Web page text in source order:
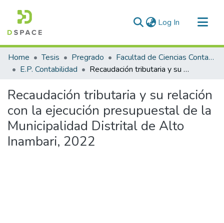
Log In (current)
Communities & Collections
All of DSpace
Home Tesis Pregrado
Facultad de Ciencias Contables y Financieras
E.P. Contabilidad
Recaudación tributaria y su relación con la ejecución presupuestal de la Municipalidad Distrital de Alto Inambari, 2022
Recaudación tributaria y su relación
con la ejecución presupuestal de la
Municipalidad Distrital de Alto
Inambari, 2022